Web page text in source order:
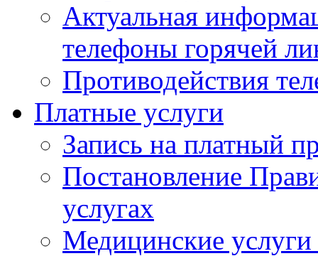
Актуальная
телефоны горячей
Противодействия
Платные услуги
Запись на платный
Постановление
услугах
Медицинские